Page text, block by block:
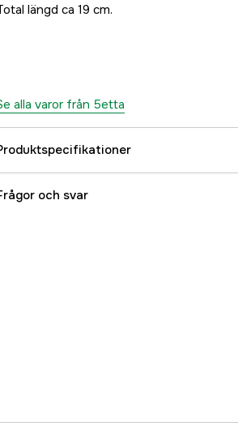
längd ca 19 cm.
alla varor från 5etta
Referensnummer
och svar